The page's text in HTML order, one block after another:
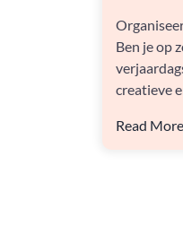
Ben je op
creatieve
Read More